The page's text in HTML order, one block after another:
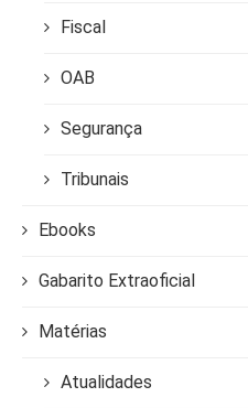
Fiscal
OAB
Segurança
Tribunais
Ebooks
Gabarito Extraoficial
Matérias
Atualidades